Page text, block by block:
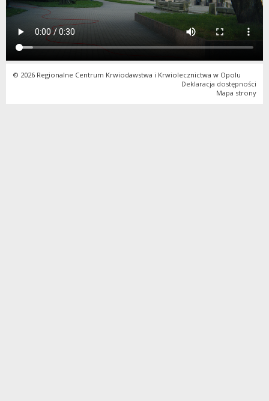
© 2026 Regionalne Centrum Krwiodawstwa i Krwiolecznictwa w Opolu
Deklaracja dostępności
Mapa strony